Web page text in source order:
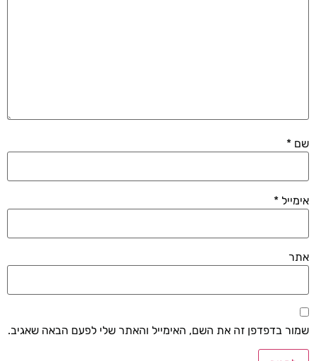
שם *
אימייל *
אתר
שמור בדפדפן זה את השם, האימייל והאתר שלי לפעם הבאה שאגיב.